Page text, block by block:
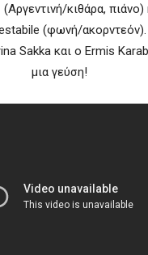
κιθάρα, πιάνο)
(φωνή/ακορντεόν).
Sakka και ο Ermis
μια γεύση!